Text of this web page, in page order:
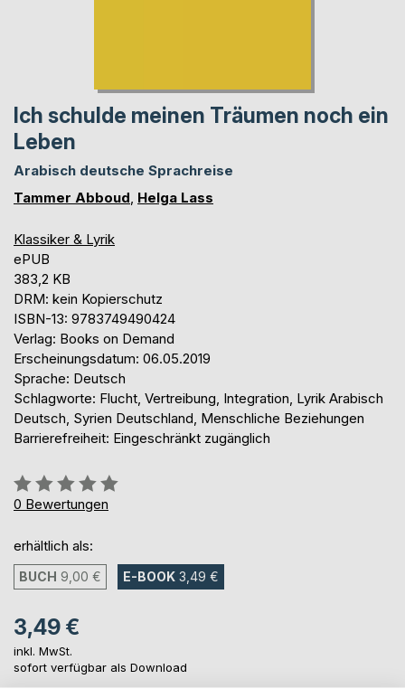
Ich schulde meinen Träumen noch ein
Leben
Arabisch deutsche Sprachreise
Tammer Abboud Helga Lass
Klassiker & Lyrik
ePUB
383,2 KB
DRM: kein Kopierschutz
ISBN-13: 9783749490424
Verlag: Books on Demand
Erscheinungsdatum: 06.05.2019
Sprache: Deutsch
Schlagworte: Flucht, Vertreibung, Integration, Lyrik Arabisch
Deutsch, Syrien Deutschland, Menschliche Beziehungen
Barrierefreiheit: Eingeschränkt zugänglich
Bewertung::
0%
0 Bewertungen
erhältlich als:
BUCH 9,00 € E-BOOK 3,49 €
3,49 €
inkl. MwSt.
sofort verfügbar als Download